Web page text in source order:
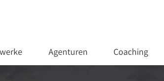
Agenturen Coaching